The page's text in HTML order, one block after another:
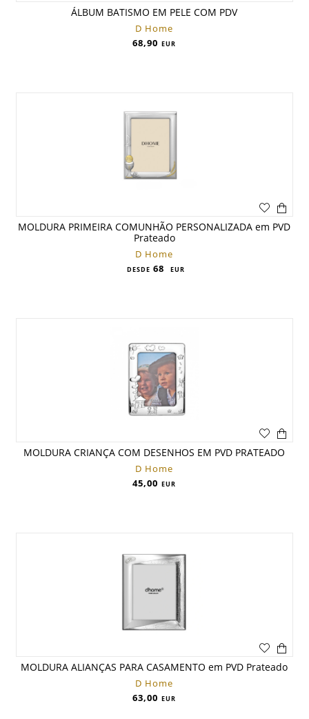
ÁLBUM BATISMO EM PELE COM PDV
D Home
68,90 EUR
MOLDURA PRIMEIRA COMUNHÃO PERSONALIZADA em PVD
Prateado
D Home
DESDE 68 EUR
MOLDURA CRIANÇA COM DESENHOS EM PVD PRATEADO
D Home
45,00 EUR
MOLDURA ALIANÇAS PARA CASAMENTO em PVD Prateado
D Home
63,00 EUR